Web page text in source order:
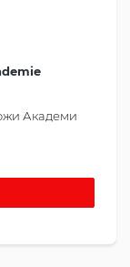
Академи